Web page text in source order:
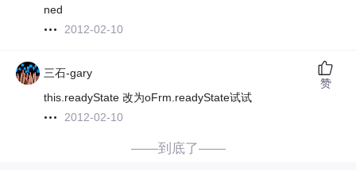
ned
2012-02-10
三石-gary
this.readyState 改为oFrm.readyState试试
2012-02-10
赞
——到底了——